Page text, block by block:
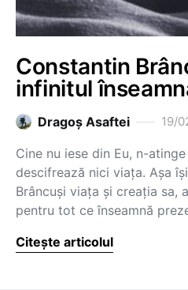
Constantin
infinitul
Dragoş Asaftei 19/
Cine nu iese din Eu, n-
descifrează nici viaţa. Așa
Brâncuși viața și creația sa,
pentru tot ce înseamnă
Citește articolul